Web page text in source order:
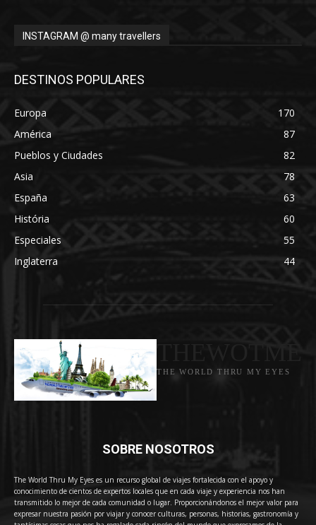
INSTAGRAM @ many travellers
DESTINOS POPULARES
Europa
170
América
87
Pueblos y Ciudades
82
Asia
78
España
63
História
60
Especiales
55
Inglaterra
44
THE WORLD THRU MY EYES
SOBRE NOSOTROS
The World Thru My Eyes es un recurso global de viajes fortalecida con el apoyo y
conocimiento de cientos de expertos locales que en cada viaje y experiencia nos han
transmitido lo mejor de cada comunidad o lugar. Proporcionándonos el mejor valor para
expresar nuestra pasión por viajar y conocer culturas, personas, historias, gastronomía y